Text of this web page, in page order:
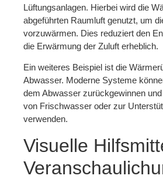
Lüftungsanlagen. Hierbei wird die
abgeführten Raumluft genutzt, um
vorzuwärmen. Dies reduziert den
die Erwärmung der Zuluft erheblich.
Ein weiteres Beispiel ist die
Abwasser. Moderne Systeme
dem Abwasser zurückgewinnen
von Frischwasser oder zur
verwenden.
Visuelle